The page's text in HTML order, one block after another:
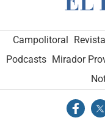
Campolitoral
Podcasts Mirador